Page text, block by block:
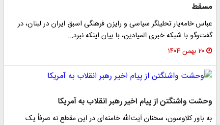
مسقط
عباس خامه‌یار تحلیلگر سیاسی و رایزن فرهنگی اسبق ایران در لبنان، در
گفت‌وگو با شبکه خبری المیادین، با بیان اینکه نبرد…
۲۰ بهمن ۱۴۰۴
وحشت واشنگتن از پیام اخیر رهبر انقلاب به آمریکا
به باور کلاوسون، سخنان آیت‌الله خامنه‌ای در این مقطع نه صرفاً یک